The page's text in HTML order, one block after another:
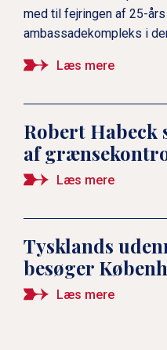
med til fejringen af 25-
ambassadekompleks i
Læs mere
Robert
af
Læs mere
Tysklands
besøger
Læs mere